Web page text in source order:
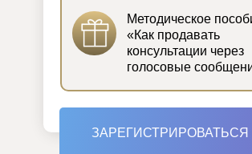
ЗАРЕГИСТРИРОВАТЬСЯ
Методическое
«Как продавать
консультации через
голосовые